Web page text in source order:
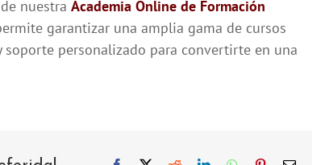
nuestra Academia Online de Formación
garantizar una amplia gama de cursos
personalizado para convertirte en una